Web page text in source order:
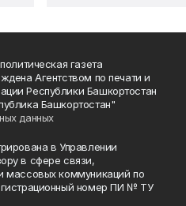
газета
Агентством по печати и
Республики Башкортостан
Башкортостан"
данных
в Управлении
в сфере связи,
массовых коммуникаций по
номер ПИ № ТУ